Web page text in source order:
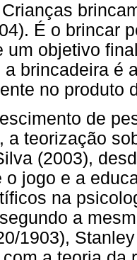
É o brincar
um objetivo
a brincadeira é
no produto
de
a teorização
(2003),
o jogo e a
na
a
1903),